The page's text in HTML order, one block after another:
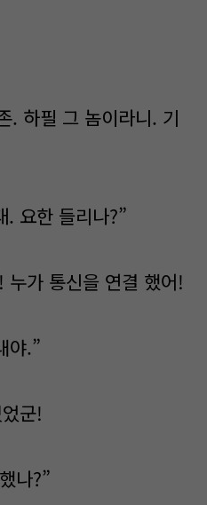
. 하필 그 놈이라니. 기
. 요한 들리나?”
가 통신을 연결 했어!
야.”
군!
나?”